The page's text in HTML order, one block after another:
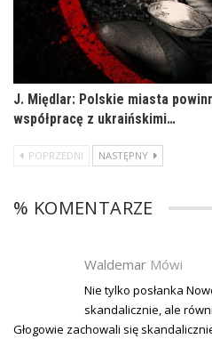
J. Międlar: Polskie miasta
współpracę z ukraińskimi…
POPRZEDNI NASTĘPNY
% KOMENTARZE
Waldemar Mówi
Nie tylko posłanka
skandalicznie, ale
Głogowie zachowali się